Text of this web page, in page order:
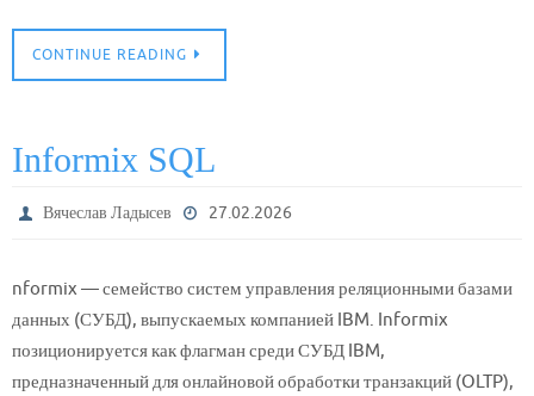
CONTINUE READING
Informix SQL
Вячеслав Ладысев 27.02.2026
nformix — семейство систем управления реляционными базами
данных (СУБД), выпускаемых компанией IBM. Informix
позиционируется как флагман среди СУБД IBM,
предназначенный для онлайновой обработки транзакций (OLTP),